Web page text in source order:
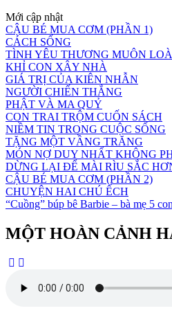
Mới cập nhật
CẬU BÉ MUA CƠM (PHẦN 1)
CÁCH SỐNG
TÌNH YÊU THƯƠNG MUÔN
KHỈ CON XÂY NHÀ
GIÁ TRỊ CỦA KIÊN NHẪN
NGƯỜI CHIẾN THẮNG
PHẬT VÀ MA QUỶ
CON TRAI TRỘM CUỐN SÁCH
NIỀM TIN TRONG CUỘC SỐNG
TẶNG MỘT VẦNG TRĂNG
MÓN NỢ DUY NHẤT KHÔNG
DỪNG LẠI ĐỂ MÀI RÌU SẮC
CẬU BÉ MUA CƠM (PHẦN 2)
CHUYỆN HAI CHÚ ẾCH
“Cuồng” búp bê Barbie – bà mẹ 5
MỘT HOÀN CẢNH